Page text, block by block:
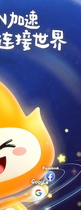
支持[0] 反对
支持
反对 [0]
支持[0] 反对[0]